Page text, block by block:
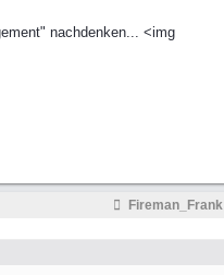
nachdenken... <img
Fireman_Frank